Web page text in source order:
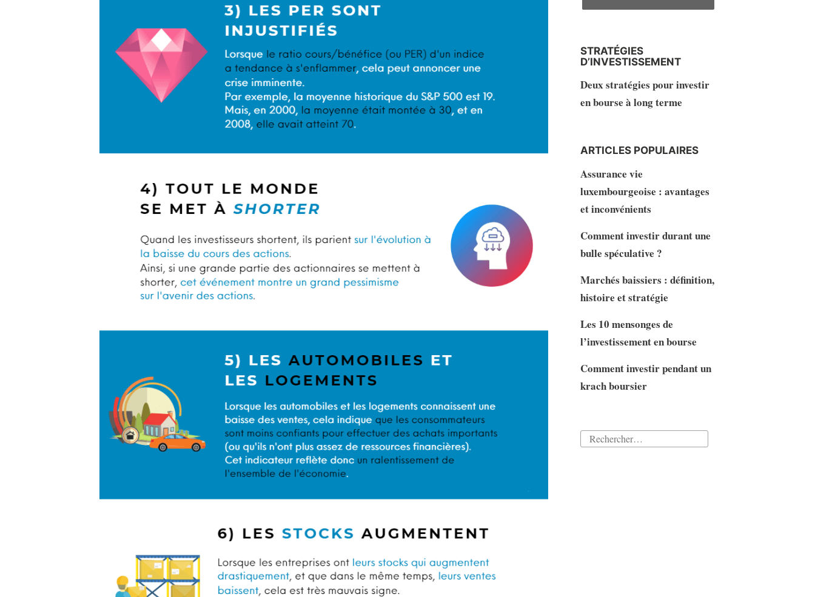
STRATÉGIES
D’INVESTISSEMENT
Deux stratégies pour investir
en bourse à long terme
ARTICLES POPULAIRES
Assurance vie
luxembourgeoise : avantages
et inconvénients
Comment investir durant une
bulle spéculative ?
Marchés baissiers : définition,
histoire et stratégie
Les 10 mensonges de
l’investissement en bourse
Comment investir pendant un
krach boursier
Rechercher :